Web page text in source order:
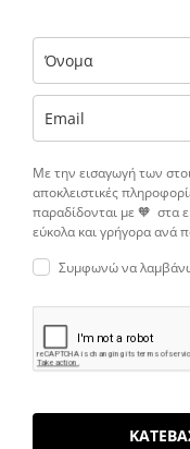
Με την εισαγωγή των
αποκλειστικές
παραδίδονται με 🧡 στα
εύκολα και γρήγορα ανά
Συμφωνώ να